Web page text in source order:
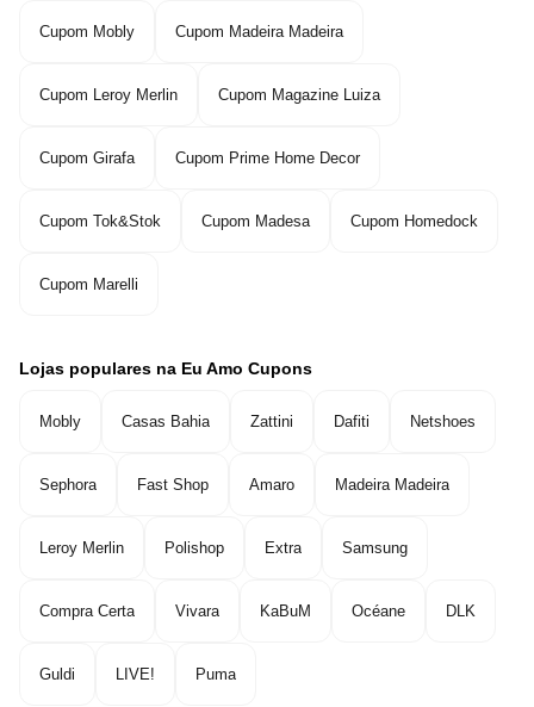
Cupom Mobly Cupom Madeira Madeira
Cupom Leroy Merlin Cupom Magazine Luiza
Cupom Girafa Cupom Prime Home Decor
Cupom Tok&Stok Cupom Madesa Cupom Homedock
Cupom Marelli
Lojas populares na Eu Amo Cupons
Mobly Casas Bahia Zattini Dafiti Netshoes
Sephora Fast Shop Amaro Madeira Madeira
Leroy Merlin Polishop Extra Samsung
Compra Certa Vivara KaBuM Océane DLK
Guldi LIVE! Puma